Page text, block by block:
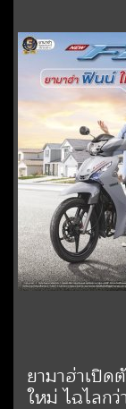
ยามาฮ่าเปิ
ใหม่ ไฉไลกว่